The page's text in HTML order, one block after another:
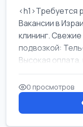
<h1>Требуется
Вакансии в
клининг.
подвозкой:
Высокая
...
0 просмотров